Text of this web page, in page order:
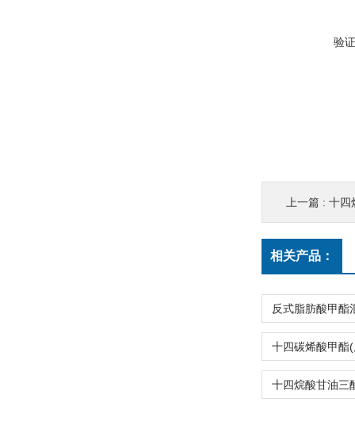
验
上一篇 : 十四
相关产品：